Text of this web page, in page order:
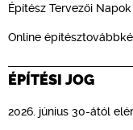
Építész Tervezői
Online
ÉPÍTÉSI JOG
2026. június 30-ától